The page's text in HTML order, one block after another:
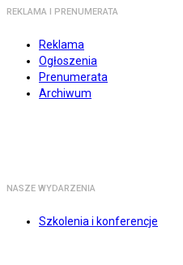
REKLAMA I PRENUMERATA
Reklama
Ogłoszenia
Prenumerata
Archiwum
NASZE WYDARZENIA
Szkolenia i konferencje